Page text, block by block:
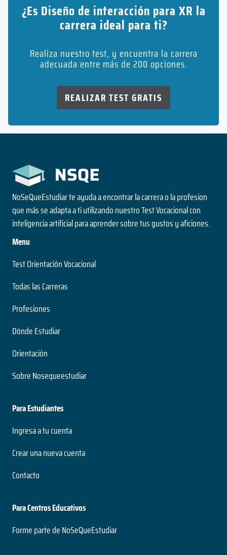
¿Es Diseño de interacción para XR la
carrera ideal para ti?
Realiza nuestro test, y encuentra la carrera
adecuada entre más de 200 opciones.
REALIZAR TEST GRATIS
NoSeQueEstudiar te ayuda a encontrar la carrera o la profesion
que más se adapta a ti utilizando nuestro Test Vocacional con
inteligencia artificial para aprender sobre tus gustos y aficiones.
Menu
Test Orientación Vocacional
Todas las Carreras
Profesiones
Dónde Estudiar
Orientación
Sobre Nosequeestudiar
Para Estudiantes
Ingresa a tu cuenta
Crear una nueva cuenta
Contacto
Para Centros Educativos
Forme parte de NoSeQueEstudiar